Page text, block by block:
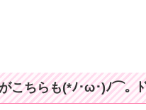
こちらも(*ﾉ･ω･)ﾉ⌒。ﾄ